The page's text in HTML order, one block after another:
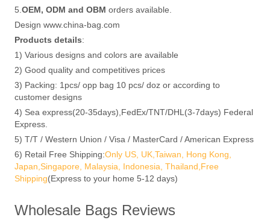
5. OEM, ODM and OBM orders available.
Design www.china-bag.com
Products details:
1) Various designs and colors are available
2) Good quality and competitives prices
3) Packing: 1pcs/ opp bag 10 pcs/ doz or according to
customer designs
4) Sea express(20-35days),FedEx/TNT/DHL(3-7days) Federal
Express.
5) T/T / Western Union / Visa / MasterCard / American Express
6) Retail Free Shipping:Only US, UK,Taiwan, Hong Kong,
Japan,Singapore, Malaysia, Indonesia, Thailand,Free
Shipping(Express to your home 5-12 days)
Wholesale Bags Reviews